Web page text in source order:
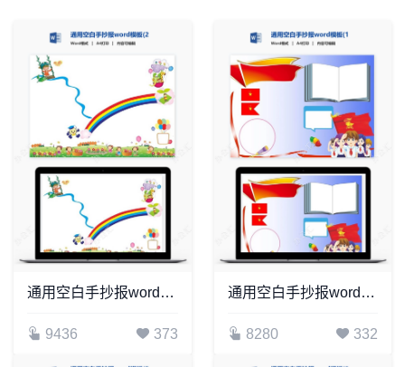
通用空白手抄报word模板(21)
9436 373
通用空白手抄报word模板(15)
8280 332